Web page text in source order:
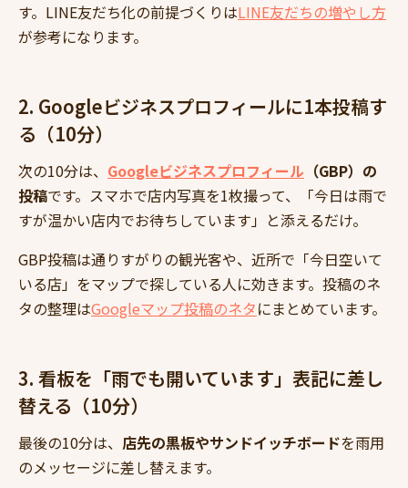
す。LINE友だち化の前提づくりはLINE友だちの増やし方
が参考になります。
2. Googleビジネスプロフィールに1本投稿す
る（10分）
次の10分は、 Googleビジネスプロフィール （GBP）の
投稿です。スマホで店内写真を1枚撮って、「今日は雨で
すが温かい店内でお待ちしています」と添えるだけ。
GBP投稿は通りすがりの観光客や、近所で「今日空いて
いる店」をマップで探している人に効きます。投稿のネ
タの整理はGoogleマップ投稿のネタにまとめています。
3. 看板を「雨でも開いています」表記に差し
替える（10分）
最後の10分は、 店先の黒板やサンドイッチボードを雨用
のメッセージに差し替えます。